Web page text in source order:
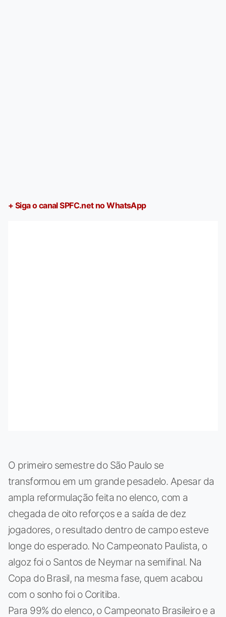
+ Siga o canal SPFC.net no WhatsApp
O primeiro semestre do São Paulo se
transformou em um grande pesadelo. Apesar da
ampla reformulação feita no elenco, com a
chegada de oito reforços e a saída de dez
jogadores, o resultado dentro de campo esteve
longe do esperado. No Campeonato Paulista, o
algoz foi o Santos de Neymar na semifinal. Na
Copa do Brasil, na mesma fase, quem acabou
com o sonho foi o Coritiba.
Para 99% do elenco, o Campeonato Brasileiro e a